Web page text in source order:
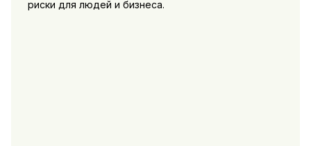
риски для людей и бизнеса.